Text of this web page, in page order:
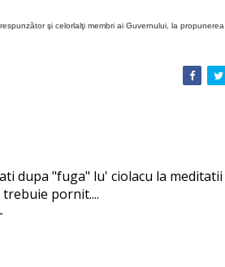
şi celorlalţi membri ai Guvernului, la
dupa "fuga" lu' ciolacu la
trebuie pornit....